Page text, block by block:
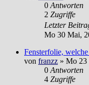
0 Antworten
2 Zugriffe
Letzter
Mo 30 Mai,
Fensterfolie,
von franzz » Mo 23
0 Antworten
4 Zugriffe